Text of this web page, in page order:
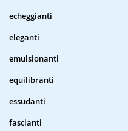
echeggianti
eleganti
emulsionanti
equilibranti
essudanti
fascianti